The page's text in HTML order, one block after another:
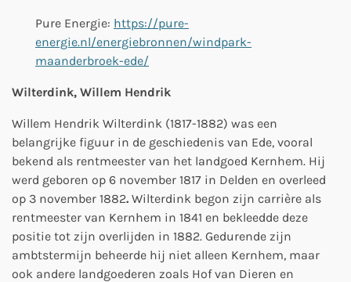
Pure Energie: https://pure-
energie.nl/energiebronnen/windpark-
maanderbroek-ede/
Wilterdink, Willem Hendrik
Willem Hendrik Wilterdink (1817-1882) was een
belangrijke figuur in de geschiedenis van Ede, vooral
bekend als rentmeester van het landgoed Kernhem. Hij
werd geboren op 6 november 1817 in Delden en overleed
op 3 november 1882. Wilterdink begon zijn carrière als
rentmeester van Kernhem in 1841 en bekleedde deze
positie tot zijn overlijden in 1882. Gedurende zijn
ambtstermijn beheerde hij niet alleen Kernhem, maar
ook andere landgoederen zoals Hof van Dieren en